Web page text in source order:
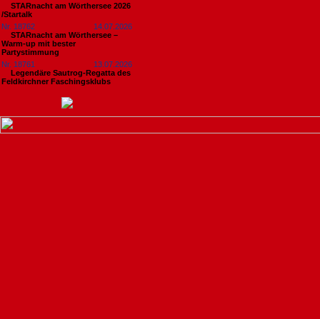
STARnacht am Wörthersee 2026
/Startalk
Nr. 18762
14.07.2026
STARnacht am Wörthersee –
Warm-up mit bester
Partystimmung
Nr. 18761
13.07.2026
Legendäre Sautrog-Regatta des
Feldkirchner Faschingsklubs